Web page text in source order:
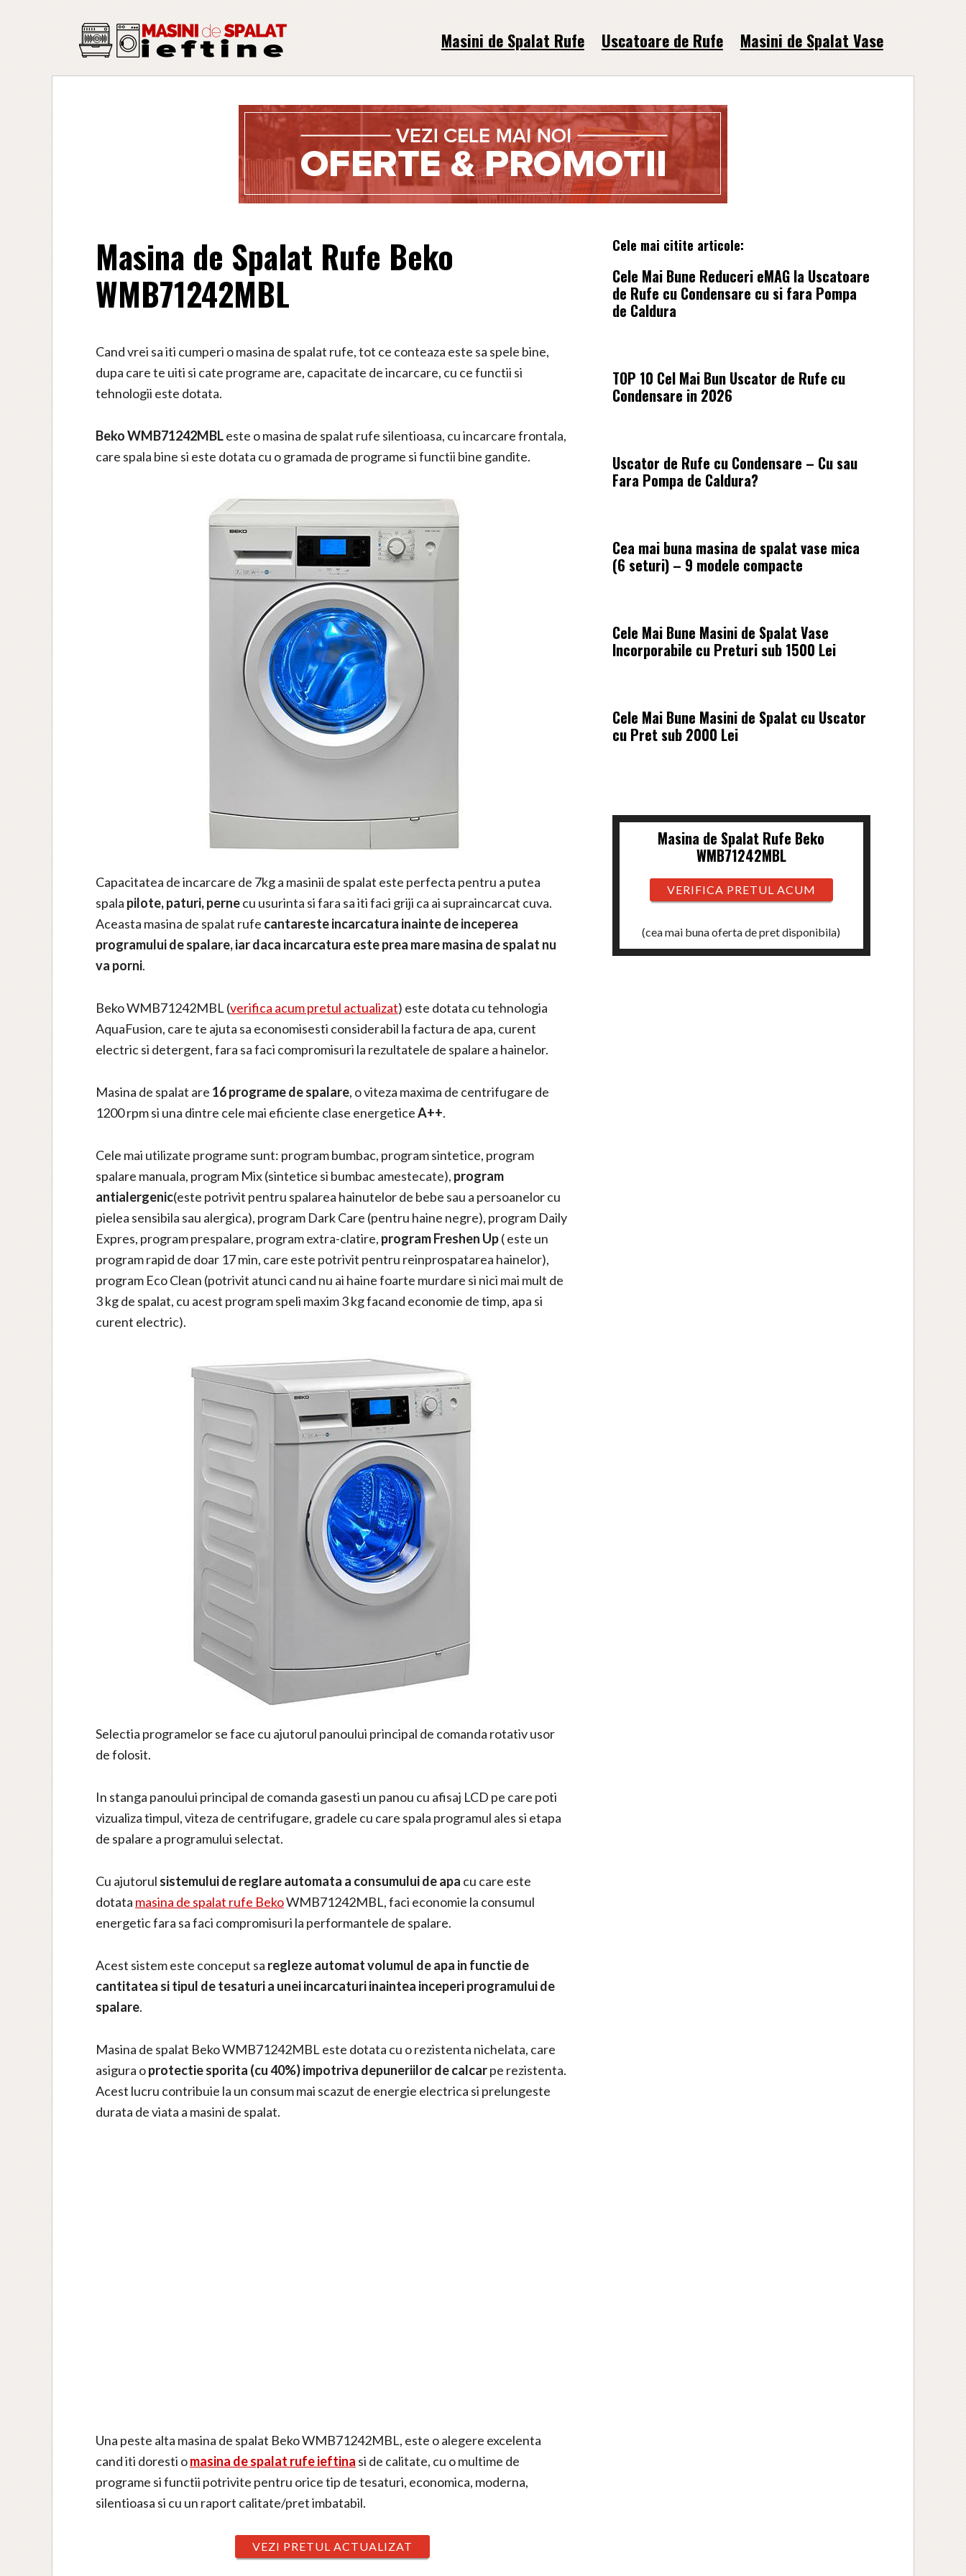
Masini de Spalat Rufe Uscatoare de Rufe Masini de Spalat Vase
Masina de Spalat Rufe Beko
WMB71242MBL
Cand vrei sa iti cumperi o masina de spalat rufe, tot ce conteaza este sa spele bine,
dupa care te uiti si cate programe are, capacitate de incarcare, cu ce functii si
tehnologii este dotata.
Beko WMB71242MBLeste o masina de spalat rufe silentioasa, cu incarcare frontala,
care spala bine si este dotata cu o gramada de programe si functii bine gandite.
Capacitatea de incarcare de 7kg a masinii de spalat este perfecta pentru a putea
spala pilote, paturi, pernecu usurinta si fara sa iti faci griji ca ai supraincarcat cuva.
Aceasta masina de spalat rufe cantareste incarcatura inainte de inceperea
programului de spalare, iar daca incarcatura este prea mare masina de spalat nu
va porni.
Beko WMB71242MBL (verifica acum pretul actualizat) este dotata cu tehnologia
AquaFusion, care te ajuta sa economisesti considerabil la factura de apa, curent
electric si detergent, fara sa faci compromisuri la rezultatele de spalare a hainelor.
Masina de spalat are 16 programe de spalare, o viteza maxima de centrifugare de
1200 rpm si una dintre cele mai eficiente clase energeticeA++.
Cele mai utilizate programe sunt: program bumbac, program sintetice, program
spalare manuala, program Mix (sintetice si bumbac amestecate), program
antialergenic(este potrivit pentru spalarea hainutelor de bebe sau a persoanelor cu
pielea sensibila sau alergica), program Dark Care (pentru haine negre), program Daily
Expres, program prespalare, program extra-clatire, program Freshen Up( este un
program rapid de doar 17 min, care este potrivit pentru reinprospatarea hainelor),
program Eco Clean (potrivit atunci cand nu ai haine foarte murdare si nici mai mult de
3 kg de spalat, cu acest program speli maxim 3 kg facand economie de timp, apa si
curent electric).
Selectia programelor se face cu ajutorul panoului principal de comanda rotativ usor
de folosit.
In stanga panoului principal de comanda gasesti un panou cu afisaj LCD pe care poti
vizualiza timpul, viteza de centrifugare, gradele cu care spala programul ales si etapa
de spalare a programului selectat.
Cu ajutorul sistemului de reglare automata a consumului de apa cu care este
dotata masina de spalat rufe BekoWMB71242MBL, faci economie la consumul
energetic fara sa faci compromisuri la performantele de spalare.
Acest sistem este conceput sa regleze automat volumul de apa in functie de
cantitatea si tipul de tesaturi a unei incarcaturi inaintea inceperi programului de
spalare.
Masina de spalat Beko WMB71242MBL este dotata cu o rezistenta nichelata, care
asigura oprotectie sporita (cu 40%) impotriva depuneriilor de calcarpe rezistenta.
Acest lucru contribuie la un consum mai scazut de energie electrica si prelungeste
durata de viata a masini de spalat.
Una peste alta masina de spalat Beko WMB71242MBL, este o alegere excelenta
cand iti doresti omasina de spalat rufe ieftina si de calitate, cu o multime de
programe si functii potrivite pentru orice tip de tesaturi, economica, moderna,
silentioasa si cu un raport calitate/pret imbatabil.
VEZI PRETUL ACTUALIZAT
Cele mai citite articole:
Cele Mai Bune Reduceri eMAG la Uscatoare
de Rufe cu Condensare cu si fara Pompa
de Caldura
TOP 10 Cel Mai Bun Uscator de Rufe cu
Condensare in 2026
Uscator de Rufe cu Condensare – Cu sau
Fara Pompa de Caldura?
Cea mai buna masina de spalat vase mica
(6 seturi) – 9 modele compacte
Cele Mai Bune Masini de Spalat Vase
Incorporabile cu Preturi sub 1500 Lei
Cele Mai Bune Masini de Spalat cu Uscator
cu Pret sub 2000 Lei
Masina de Spalat Rufe Beko
WMB71242MBL
VERIFICA PRETUL ACUM
(cea mai buna oferta de pret disponibila)